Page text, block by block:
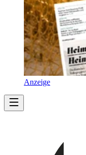
Anzeige